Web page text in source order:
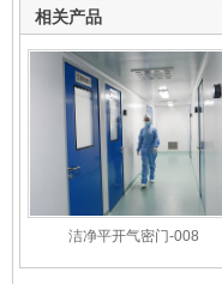
相关产品
洁净平开气密门-008